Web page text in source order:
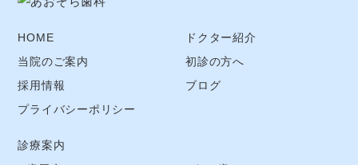
HOME
ドクター紹介
当院のご案内
初診の方へ
採用情報
ブログ
プライバシーポリシー
診療案内